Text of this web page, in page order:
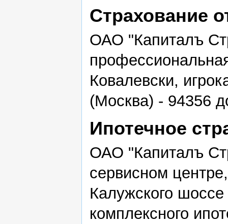
Страхование
ОАО "Капиталъ
Ковалевски,
(Москва) - 94356
Ипотечное
ОАО "Капиталъ
сервисном
Калужского
комплексного